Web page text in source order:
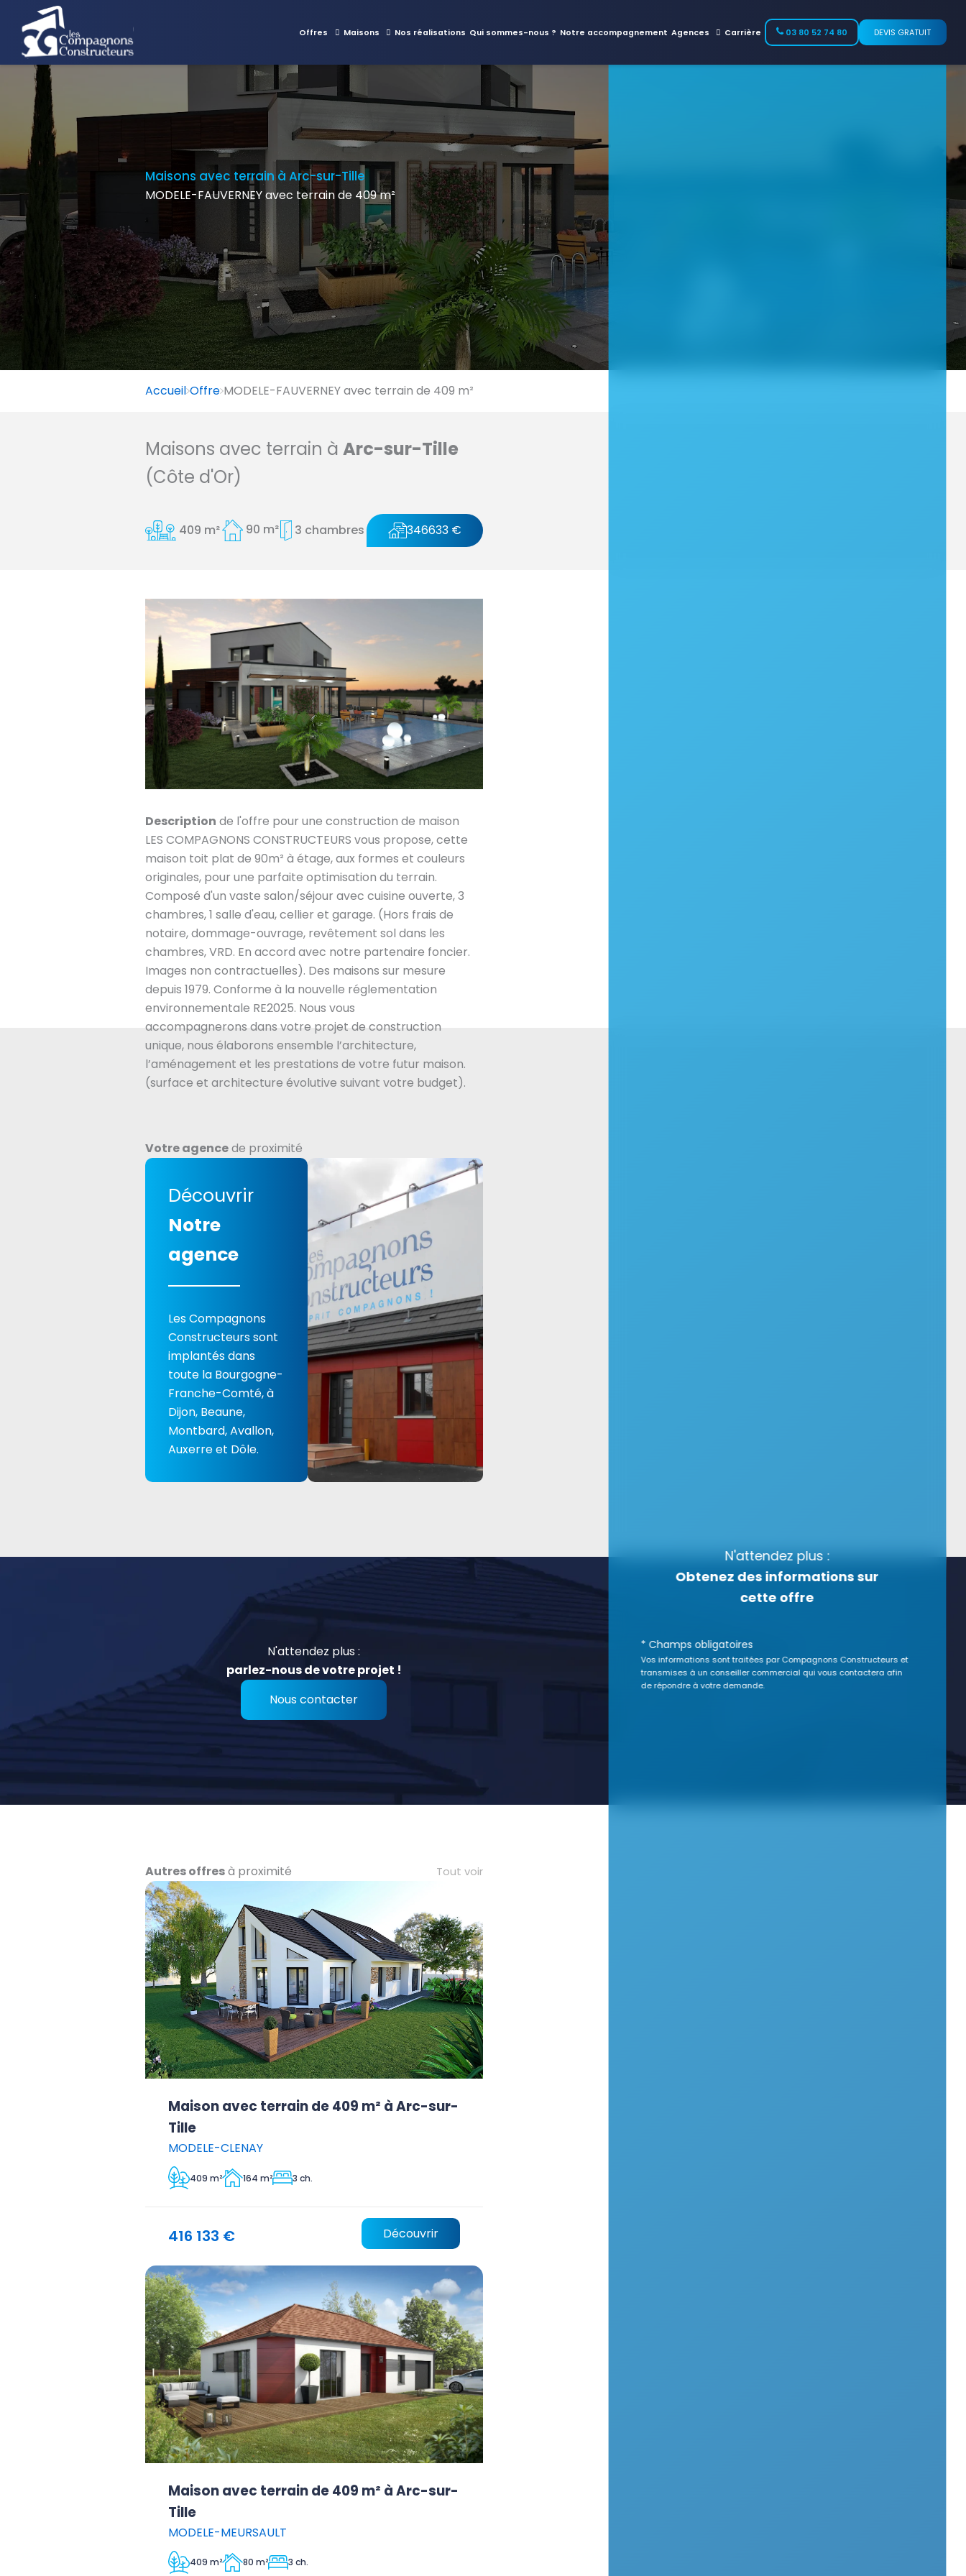
Offres Maisons Nos réalisations Qui sommes-nous ? Notre accompagnement Agences Carrière 03 80 52 74 80 DEVIS GRATUIT
Maisons avec terrain à Arc-sur-Tille
MODELE-FAUVERNEY avec terrain de 409 m²
Accueil Offre MODELE-FAUVERNEY avec terrain de 409 m²
Maisons avec terrain à Arc-sur-Tille
(Côte d'Or)
409 m² 90 m² 3 chambres 346633 €
Description de l'offre pour une construction de maison
LES COMPAGNONS CONSTRUCTEURS vous propose, cette
maison toit plat de 90m² à étage, aux formes et couleurs
originales, pour une parfaite optimisation du terrain.
Composé d'un vaste salon/séjour avec cuisine ouverte, 3
chambres, 1 salle d'eau, cellier et garage. (Hors frais de
notaire, dommage-ouvrage, revêtement sol dans les
chambres, VRD. En accord avec notre partenaire foncier.
Images non contractuelles). Des maisons sur mesure
depuis 1979. Conforme à la nouvelle réglementation
environnementale RE2025. Nous vous
accompagnerons dans votre projet de construction
unique, nous élaborons ensemble l’architecture,
l’aménagement et les prestations de votre futur maison.
(surface et architecture évolutive suivant votre budget).
Votre agencede proximité
Découvrir
Notre
agence
Les Compagnons
Constructeurs sont
implantés dans
toute la Bourgogne-
Franche-Comté, à
Dijon, Beaune,
Montbard, Avallon,
Auxerre et Dôle.
N'attendez plus :
parlez-nous de votre projet !
Nous contacter
Autres offresà proximité Tout voir
Maison avec terrain de 409 m² à Arc-sur-
Tille
MODELE-CLENAY
409 m² 164 m² 3 ch.
416 133 € Découvrir
Maison avec terrain de 409 m² à Arc-sur-
Tille
MODELE-MEURSAULT
409 m² 80 m² 3 ch.
N'attendez plus :
Obtenez des informations sur
cette offre
* Champs obligatoires
Vos informations sont traitées par Compagnons Constructeurs et
transmises à un conseiller commercial qui vous contactera afin
de répondre à votre demande.